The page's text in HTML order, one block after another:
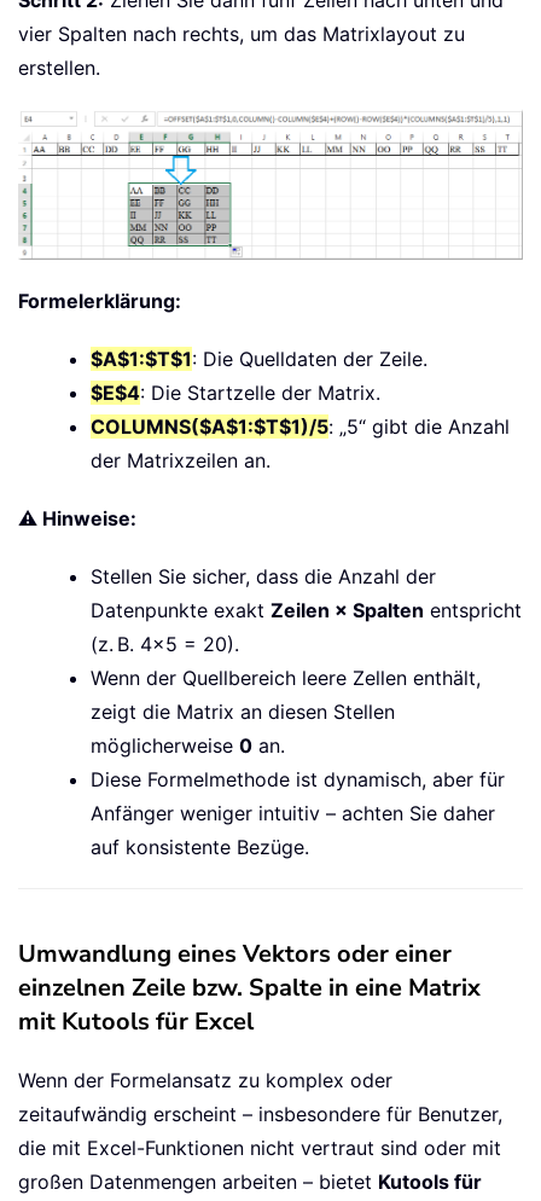
vier Spalten nach rechts, um das Matrixlayout zu
erstellen.
Formelerklärung:
$A$1:$T$1: Die Quelldaten der Zeile.
$E$4: Die Startzelle der Matrix.
COLUMNS($A$1:$T$1)/5: „5“ gibt die Anzahl
der Matrixzeilen an.
⚠️ Hinweise:
Stellen Sie sicher, dass die Anzahl der
Datenpunkte exakt Zeilen × Spalten entspricht
(z. B. 4×5 = 20).
Wenn der Quellbereich leere Zellen enthält,
zeigt die Matrix an diesen Stellen
möglicherweise 0 an.
Diese Formelmethode ist dynamisch, aber für
Anfänger weniger intuitiv – achten Sie daher
auf konsistente Bezüge.
Umwandlung eines Vektors oder einer
einzelnen Zeile bzw. Spalte in eine Matrix
mit Kutools für Excel
Wenn der Formelansatz zu komplex oder
zeitaufwändig erscheint – insbesondere für Benutzer,
die mit Excel-Funktionen nicht vertraut sind oder mit
großen Datenmengen arbeiten – bietet Kutools für